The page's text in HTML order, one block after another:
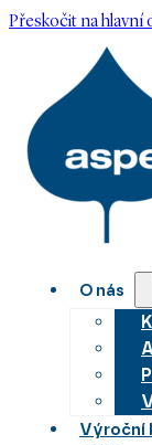
Přeskočit na hlavní
O nás
Výroční